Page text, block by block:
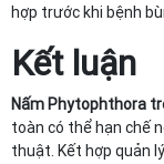
hợp trước khi bệnh
Kết luận
Nấm Phytophthora
toàn có thể hạn chế
thuật. Kết hợp quản